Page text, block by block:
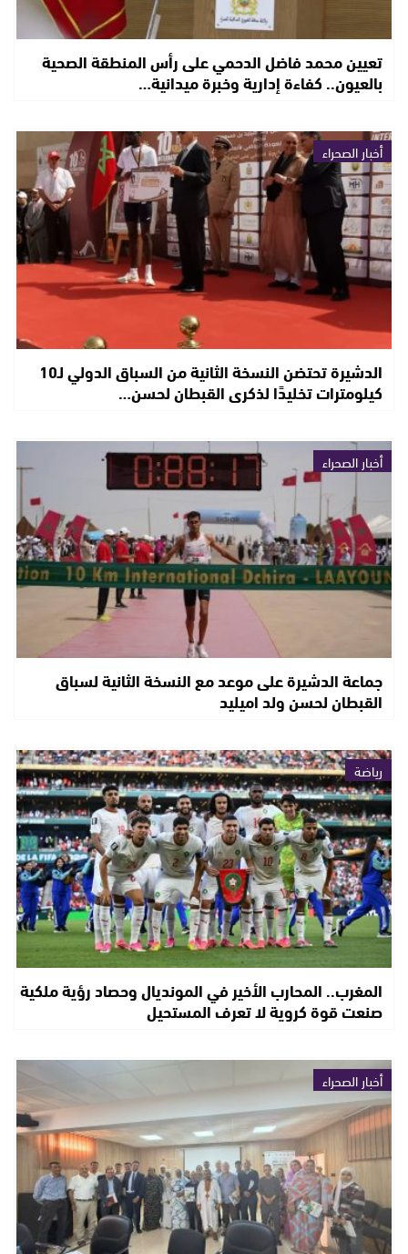
تعيين محمد فاضل الدحمي على رأس المنطقة الصحية
بالعيون.. كفاءة إدارية وخبرة ميدانية…
أخبار الصحراء
الدشيرة تحتضن النسخة الثانية من السباق الدولي لـ10
كيلومترات تخليدًا لذكرى القبطان لحسن…
أخبار الصحراء
جماعة الدشيرة على موعد مع النسخة الثانية لسباق
القبطان لحسن ولد اميليد
رياضة
المغرب.. المحارب الأخير في المونديال وحصاد رؤية ملكية
صنعت قوة كروية لا تعرف المستحيل
أخبار الصحراء